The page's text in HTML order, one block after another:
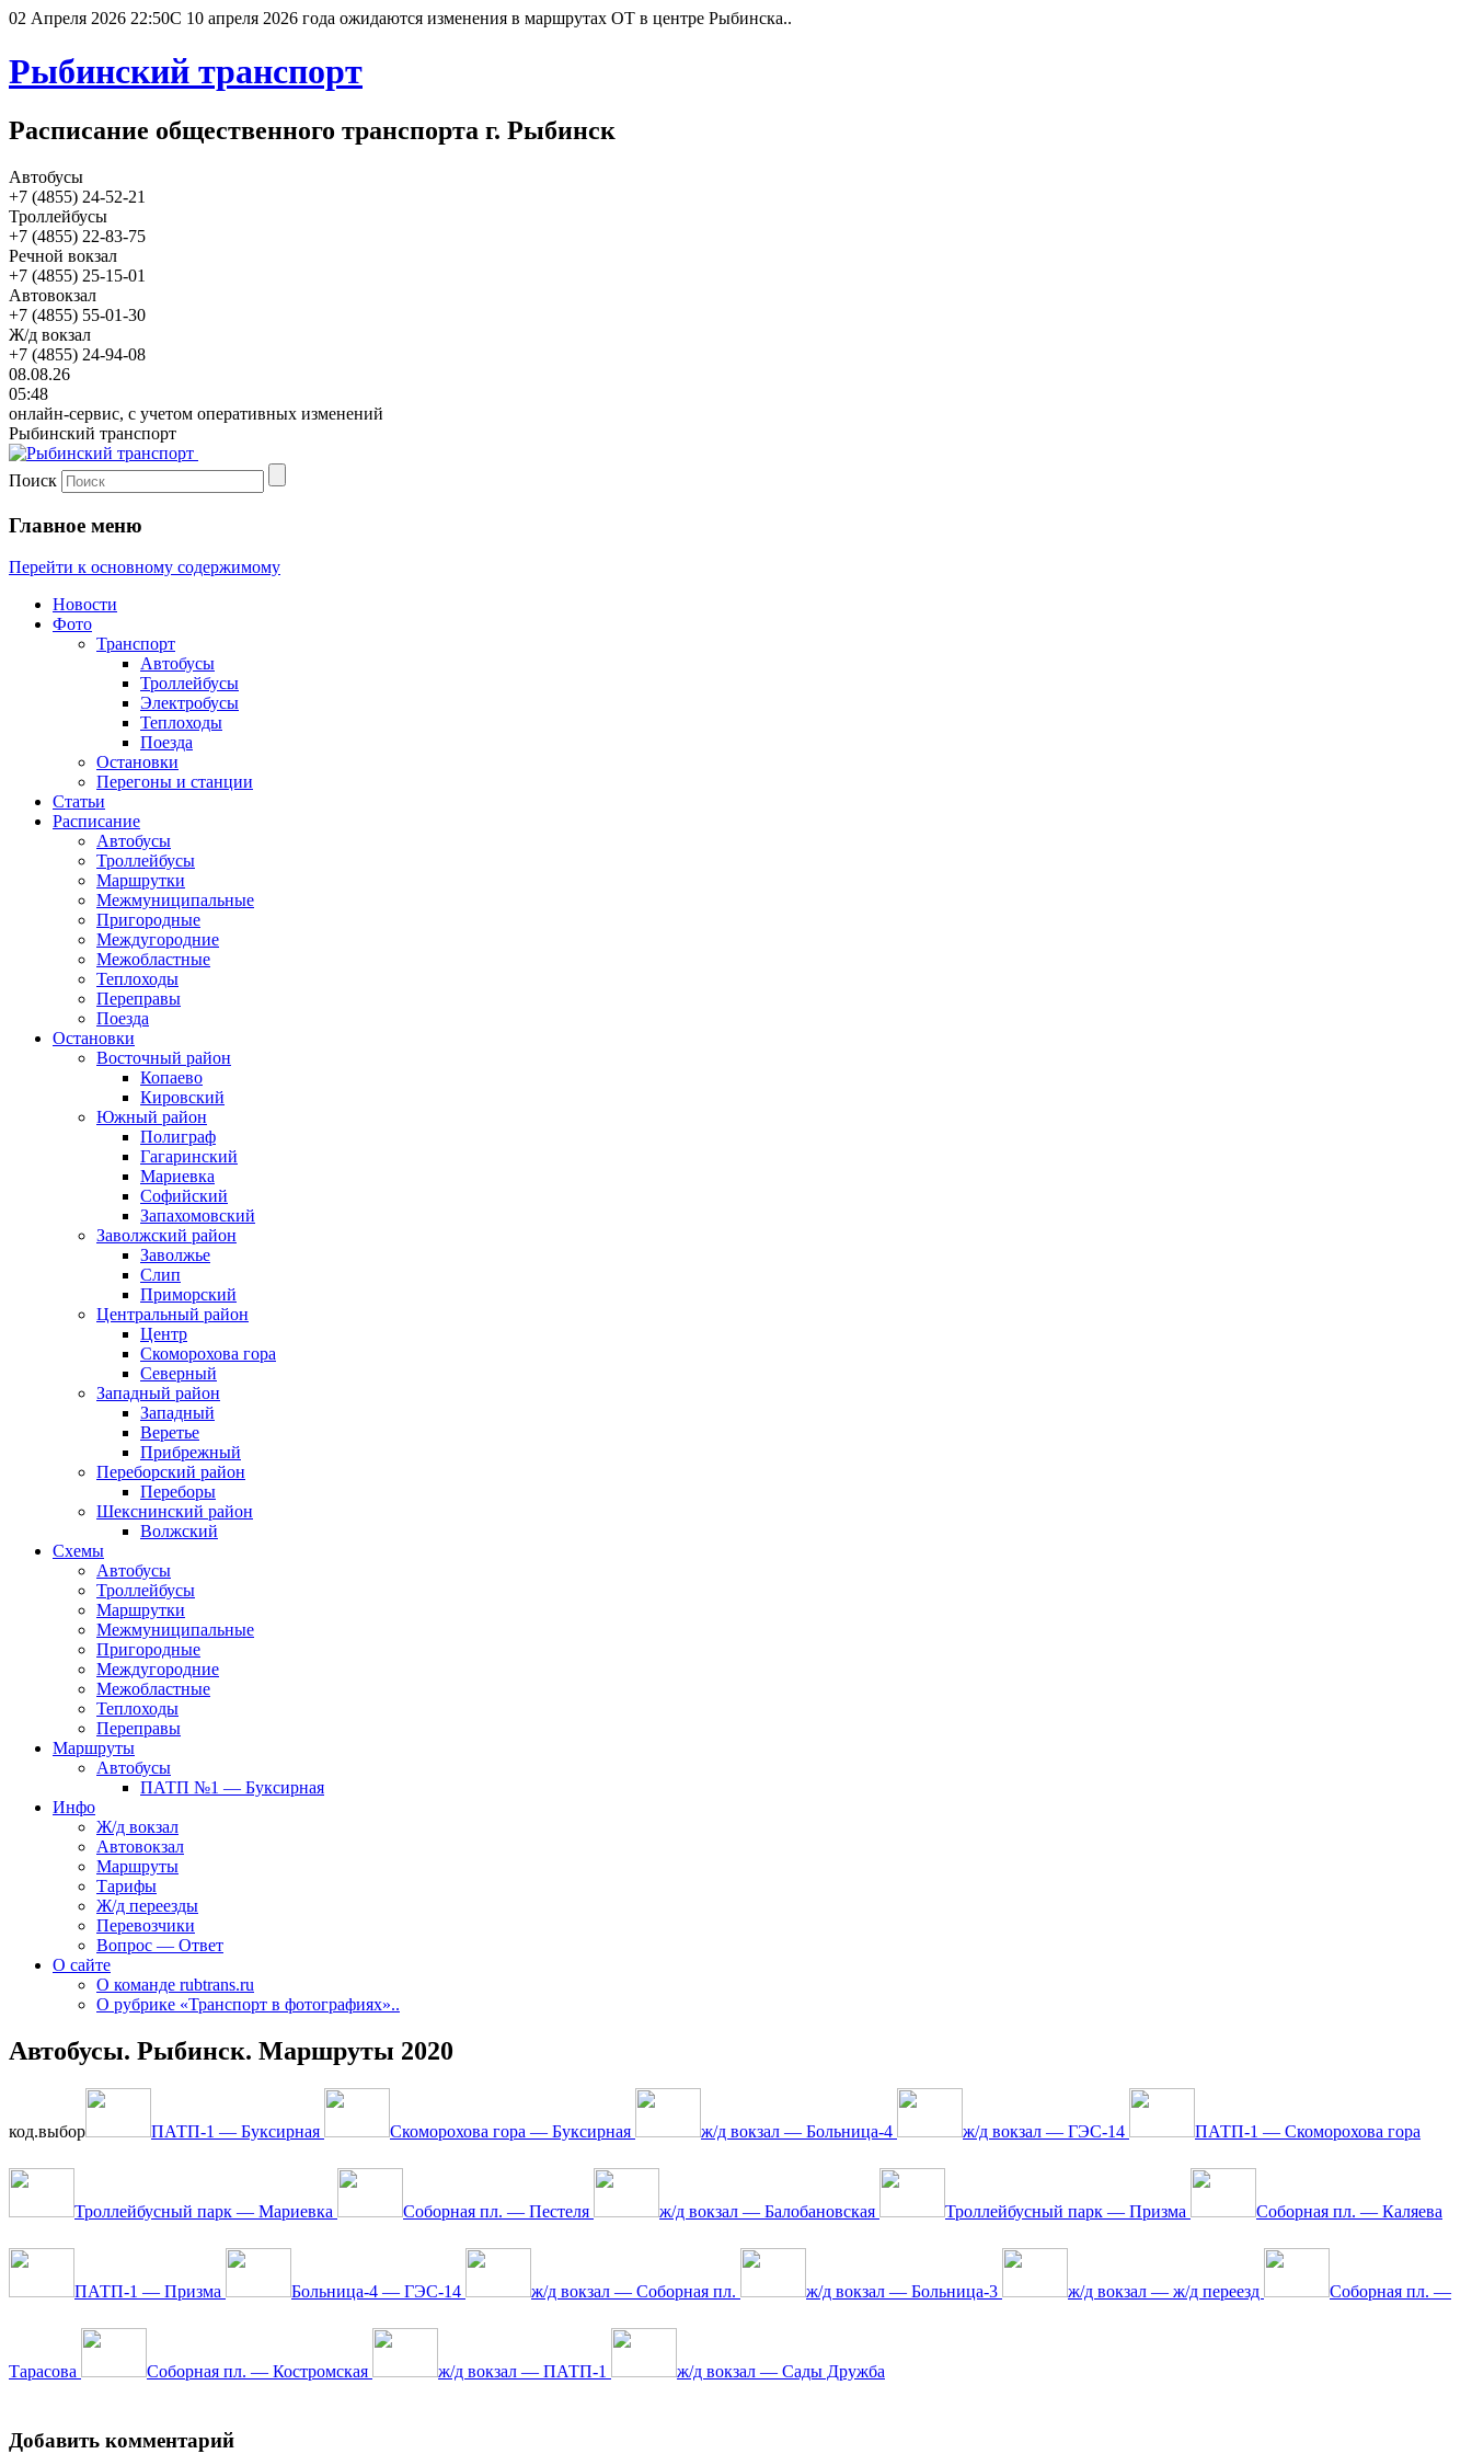
02 Апреля 2026 22:50С 10 апреля 2026 года ожидаются изменения в маршрутах ОТ в центре Рыбинска..
Рыбинский транспорт
Расписание общественного транспорта г. Рыбинск
Автобусы
+7 (4855) 24-52-21
Троллейбусы
+7 (4855) 22-83-75
Речной вокзал
+7 (4855) 25-15-01
Автовокзал
+7 (4855) 55-01-30
Ж/д вокзал
+7 (4855) 24-94-08
08.08.26
05:48
онлайн-сервис, с учетом оперативных изменений
Рыбинский транспорт
Поиск
Главное меню
Перейти к основному содержимому
Новости
Фото
Транспорт
Автобусы
Троллейбусы
Электробусы
Теплоходы
Поезда
Остановки
Перегоны и станции
Статьи
Расписание
Автобусы
Троллейбусы
Маршрутки
Межмуниципальные
Пригородные
Междугородние
Межобластные
Теплоходы
Переправы
Поезда
Остановки
Восточный район
Копаево
Кировский
Южный район
Полиграф
Гагаринский
Мариевка
Софийский
Запахомовский
Заволжский район
Заволжье
Слип
Приморский
Центральный район
Центр
Скоморохова гора
Северный
Западный район
Западный
Веретье
Прибрежный
Переборский район
Переборы
Шекснинский район
Волжский
Схемы
Автобусы
Троллейбусы
Маршрутки
Межмуниципальные
Пригородные
Междугородние
Межобластные
Теплоходы
Переправы
Маршруты
Автобусы
ПАТП №1 — Буксирная
Инфо
Ж/д вокзал
Автовокзал
Маршруты
Тарифы
Ж/д переезды
Перевозчики
Вопрос — Ответ
О сайте
О команде rubtrans.ru
О рубрике «Транспорт в фотографиях»..
Автобусы. Рыбинск. Маршруты 2020
код.выбор ПАТП-1 — Буксирная Скоморохова гора — Буксирная ж/д вокзал — Больница-4 ж/д вокзал — ГЭС-14 ПАТП-1 — Скоморохова гора
Троллейбусный парк — Мариевка Соборная пл. — Пестеля ж/д вокзал — Балобановская Троллейбусный парк — Призма Соборная пл. — Каляева
ПАТП-1 — Призма Больница-4 — ГЭС-14 ж/д вокзал — Соборная пл. ж/д вокзал — Больница-3 ж/д вокзал — ж/д переезд Соборная пл. —
Тарасова Соборная пл. — Костромская ж/д вокзал — ПАТП-1 ж/д вокзал — Сады Дружба
Добавить комментарий